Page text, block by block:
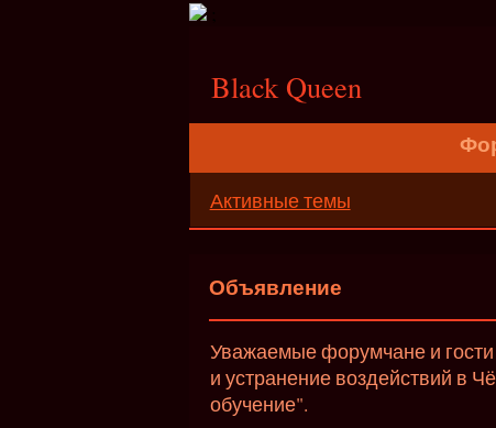
Black Queen
Активные темы
Объявление
Уважаемые форумчане и
и устранение воздействий в
обучение".